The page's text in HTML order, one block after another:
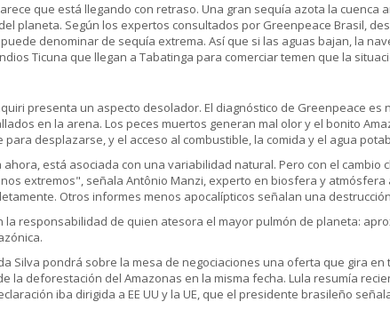
que está llegando con retraso. Una gran sequía azota la
planeta. Según los expertos consultados por Greenpeace Brasil,
denominar de sequía extrema. Así que si las aguas bajan, la
Ticuna que llegan a Tabatinga para comerciar temen que la
presenta un aspecto desolador. El diagnóstico de Greenpeace
en la arena. Los peces muertos generan mal olor y el bonito
desplazarse, y el acceso al combustible, la comida y el agua
está asociada con una variabilidad natural. Pero con el
extremos", señala Antônio Manzi, experto en biosfera y
Otros informes menos apocalípticos señalan una
la responsabilidad de quien atesora el mayor pulmón de planeta:
Silva pondrá sobre la mesa de negociaciones una oferta que gira
la deforestación del Amazonas en la misma fecha. Lula resumía
iba dirigida a EE UU y la UE, que el presidente brasileño